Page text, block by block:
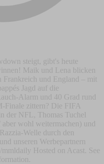
steigt, gibt's heute
Maik und Lena blicken
Frankreich und England – mit
Jagd auf die
Alarm und 40 Grad rund
Finale zittern? Die FIFA
der NFL, Thomas Tuchel
wohl weitermachen) und
Welle durch den
unseren Werbepartnern
Hosted on Acast. See